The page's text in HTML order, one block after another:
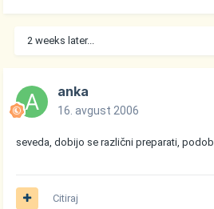
2 weeks later...
anka
16. avgust 2006
seveda, dobijo se različni preparati,
Citiraj